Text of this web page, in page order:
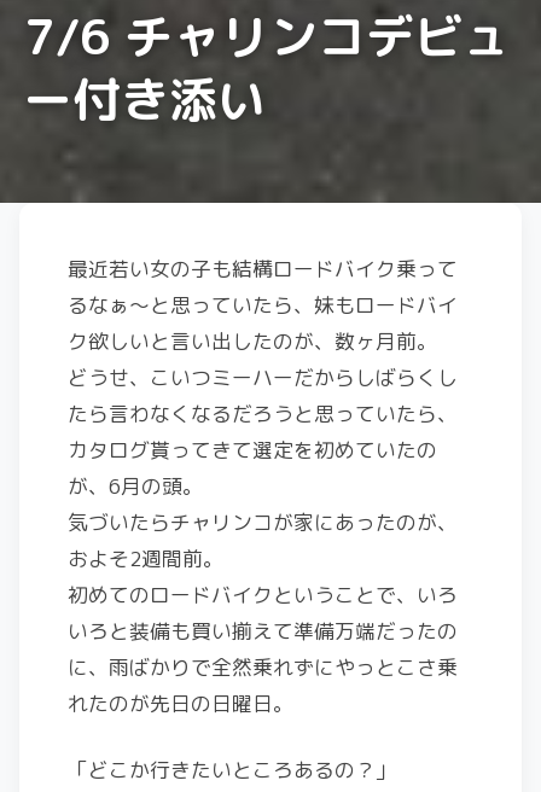
7/6 チャリンコデビュ
ー付き添い
最近若い女の子も結構ロードバイク乗って
るなぁ～と思っていたら、妹もロードバイ
ク欲しいと言い出したのが、数ヶ月前。
どうせ、こいつミーハーだからしばらくし
たら言わなくなるだろうと思っていたら、
カタログ貰ってきて選定を初めていたの
が、6月の頭。
気づいたらチャリンコが家にあったのが、
およそ2週間前。
初めてのロードバイクということで、いろ
いろと装備も買い揃えて準備万端だったの
に、雨ばかりで全然乗れずにやっとこさ乗
れたのが先日の日曜日。
「どこか行きたいところあるの？」